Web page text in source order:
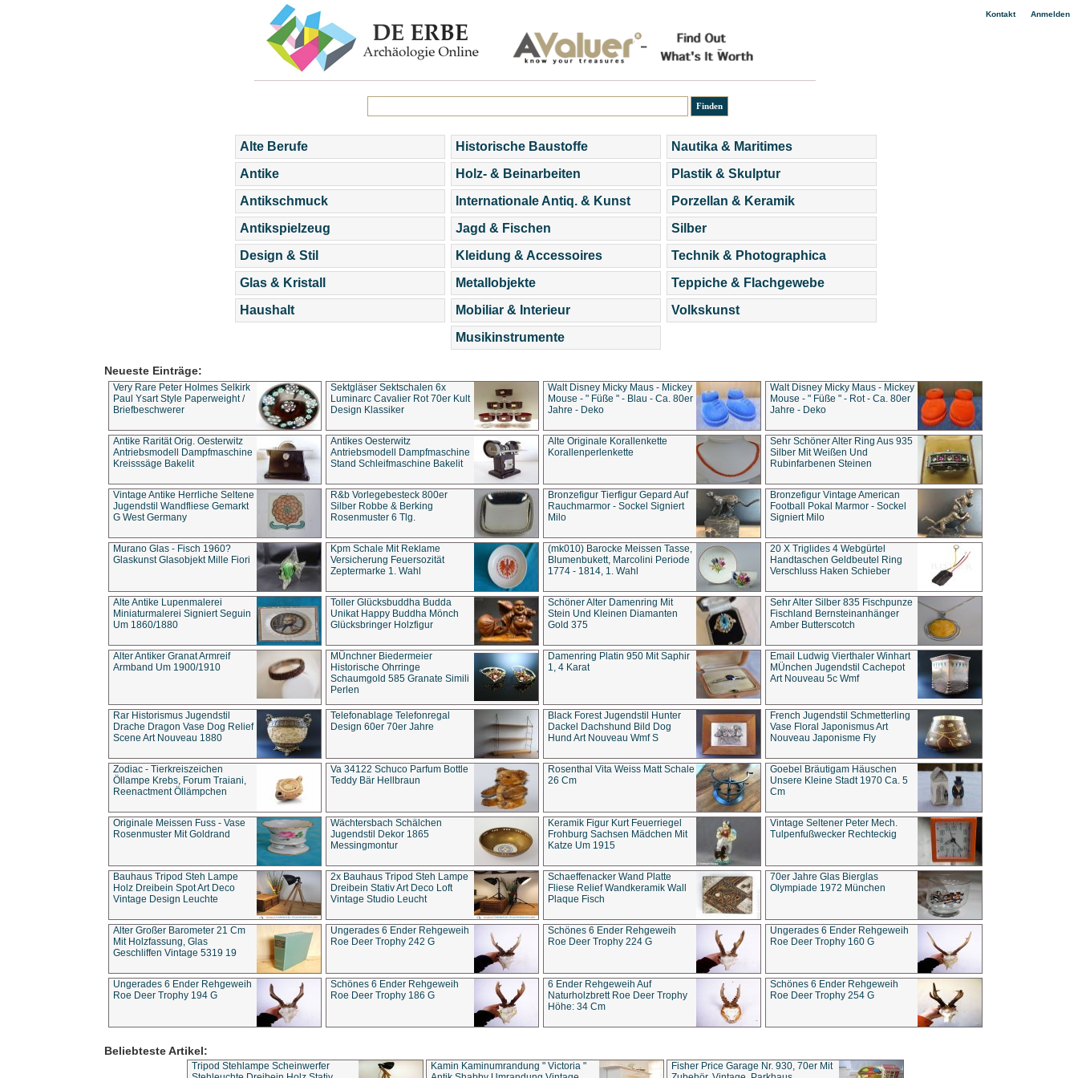
Kontakt| Anmelden
Alte Berufe
Antike
Antikschmuck
Antikspielzeug
Design & Stil
Glas & Kristall
Haushalt
Historische Baustoffe
Holz- & Beinarbeiten
Internationale Antiq. & Kunst
Jagd & Fischen
Kleidung & Accessoires
Metallobjekte
Mobiliar & Interieur
Musikinstrumente
Nautika & Maritimes
Plastik & Skulptur
Porzellan & Keramik
Silber
Technik & Photographica
Teppiche & Flachgewebe
Volkskunst
Neueste Einträge:
Very Rare Peter Holmes Selkirk
Paul Ysart Style Paperweight /
Briefbeschwerer
Sektgläser Sektschalen 6x
Luminarc Cavalier Rot 70er Kult
Design Klassiker
Walt Disney Micky Maus - Mickey
Mouse - " Füße " - Blau - Ca. 80er
Jahre - Deko
Walt Disney Micky Maus - Mickey
Mouse - " Füße " - Rot - Ca. 80er
Jahre - Deko
Antike Rarität Orig. Oesterwitz
Antriebsmodell Dampfmaschine
Kreisssäge Bakelit
Antikes Oesterwitz
Antriebsmodell Dampfmaschine
Stand Schleifmaschine Bakelit
Alte Originale Korallenkette
Korallenperlenkette
Sehr Schöner Alter Ring Aus 935
Silber Mit Weißen Und
Rubinfarbenen Steinen
Vintage Antike Herrliche Seltene
Jugendstil Wandfliese Gemarkt
G West Germany
R&b Vorlegebesteck 800er
Silber Robbe & Berking
Rosenmuster 6 Tlg.
Bronzefigur Tierfigur Gepard Auf
Rauchmarmor - Sockel Signiert
Milo
Bronzefigur Vintage American
Football Pokal Marmor - Sockel
Signiert Milo
Murano Glas - Fisch 1960?
Glaskunst Glasobjekt Mille Fiori
Kpm Schale Mit Reklame
Versicherung Feuersozität
Zeptermarke 1. Wahl
(mk010) Barocke Meissen Tasse,
Blumenbukett, Marcolini Periode
1774 - 1814, 1. Wahl
20 X Triglides 4 Webgürtel
Handtaschen Geldbeutel Ring
Verschluss Haken Schieber
Alte Antike Lupenmalerei
Miniaturmalerei Signiert Seguin
Um 1860/1880
Toller Glücksbuddha Budda
Unikat Happy Buddha Mönch
Glücksbringer Holzfigur
Schöner Alter Damenring Mit
Stein Und Kleinen Diamanten
Gold 375
Sehr Alter Silber 835 Fischpunze
Fischland Bernsteinanhänger
Amber Butterscotch
Alter Antiker Granat Armreif
Armband Um 1900/1910
MÜnchner Biedermeier
Historische Ohrringe
Schaumgold 585 Granate Simili
Perlen
Damenring Platin 950 Mit Saphir
1, 4 Karat
Email Ludwig Vierthaler Winhart
MÜnchen Jugendstil Cachepot
Art Nouveau 5c Wmf
Rar Historismus Jugendstil
Drache Dragon Vase Dog Relief
Scene Art Nouveau 1880
Telefonablage Telefonregal
Design 60er 70er Jahre
Black Forest Jugendstil Hunter
Dackel Dachshund Bild Dog
Hund Art Nouveau Wmf S
French Jugendstil Schmetterling
Vase Floral Japonismus Art
Nouveau Japonisme Fly
Zodiac - Tierkreiszeichen
Öllampe Krebs, Forum Traiani,
Reenactment Öllämpchen
Va 34122 Schuco Parfum Bottle
Teddy Bär Hellbraun
Rosenthal Vita Weiss Matt Schale
26 Cm
Goebel Bräutigam Häuschen
Unsere Kleine Stadt 1970 Ca. 5
Cm
Originale Meissen Fuss - Vase
Rosenmuster Mit Goldrand
Wächtersbach Schälchen
Jugendstil Dekor 1865
Messingmontur
Keramik Figur Kurt Feuerriegel
Frohburg Sachsen Mädchen Mit
Katze Um 1915
Vintage Seltener Peter Mech.
Tulpenfußwecker Rechteckig
Bauhaus Tripod Steh Lampe
Holz Dreibein Spot Art Deco
Vintage Design Leuchte
2x Bauhaus Tripod Steh Lampe
Dreibein Stativ Art Deco Loft
Vintage Studio Leucht
Schaeffenacker Wand Platte
Fliese Relief Wandkeramik Wall
Plaque Fisch
70er Jahre Glas Bierglas
Olympiade 1972 München
Alter Großer Barometer 21 Cm
Mit Holzfassung, Glas
Geschliffen Vintage 5319 19
Ungerades 6 Ender Rehgeweih
Roe Deer Trophy 242 G
Schönes 6 Ender Rehgeweih
Roe Deer Trophy 224 G
Ungerades 6 Ender Rehgeweih
Roe Deer Trophy 160 G
Ungerades 6 Ender Rehgeweih
Roe Deer Trophy 194 G
Schönes 6 Ender Rehgeweih
Roe Deer Trophy 186 G
6 Ender Rehgeweih Auf
Naturholzbrett Roe Deer Trophy
Höhe: 34 Cm
Schönes 6 Ender Rehgeweih
Roe Deer Trophy 254 G
Beliebteste Artikel:
Tripod Stehlampe Scheinwerfer
Kamin Kaminumrandung " Victoria "
Fisher Price Garage Nr. 930, 70er Mit